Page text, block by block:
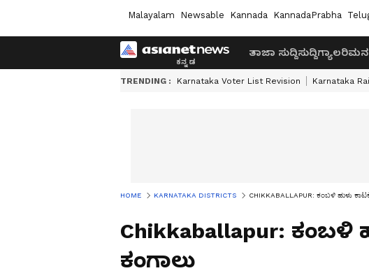
Malayalam Newsable Kannada KannadaPrabha
ತಾಜಾ ಸುದ್ದಿಸುದ್ದಿಗ್ಯಾಲರಿ
TRENDING : Karnataka Voter List Revision Karnataka
HOME KARNATAKA DISTRICTS CHIKKABALLAPUR: ಕಂಬಳಿ ಹುಳು
Chikkaballapur: ಕಂಬಳಿ
ಕಂಗಾಲು